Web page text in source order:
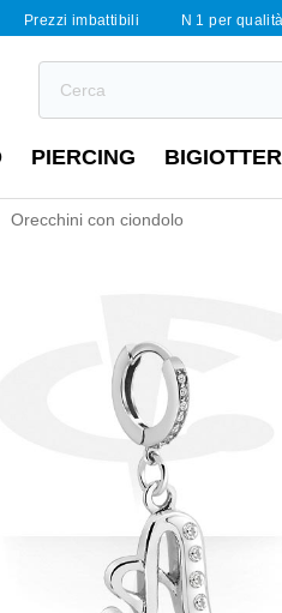
Prezzi imbattibili N 1 per
PIERCING
Orecchini con ciondolo